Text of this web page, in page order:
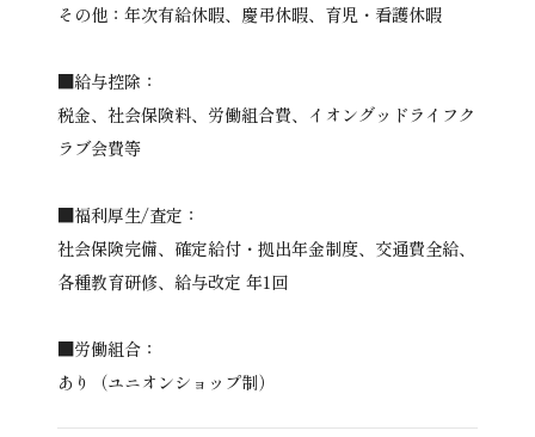
その他：年次有給休暇、慶弔休暇、育児・看護休暇
■給与控除：
税金、社会保険料、労働組合費、イオングッドライフク
ラブ会費等
■福利厚生/査定：
社会保険完備、確定給付・拠出年金制度、交通費全給、
各種教育研修、給与改定 年1回
■労働組合：
あり（ユニオンショップ制）